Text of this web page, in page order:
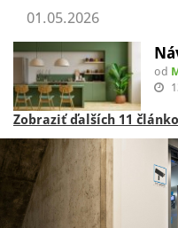
01.05.2026
od
Zobraziť ďalších 11